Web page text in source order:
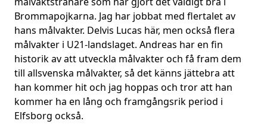
Brommapojkarna. Jag har jobbat med flertalet av
hans målvakter. Delvis Lucas här, men också flera
målvakter i U21-landslaget. Andreas har en fin
historik av att utveckla målvakter och få fram dem
till allsvenska målvakter, så det känns jättebra att
han kommer hit och jag hoppas och tror att han
kommer ha en lång och framgångsrik period i
Elfsborg också.